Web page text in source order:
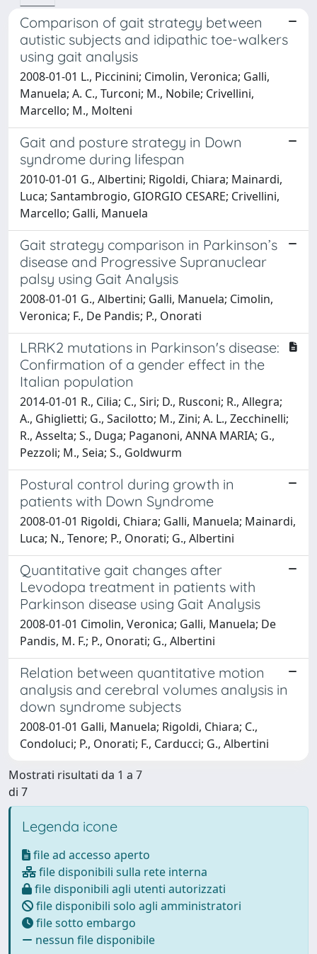
Comparison of gait strategy between
autistic subjects and idipathic toe-walkers
using gait analysis
2008-01-01 L., Piccinini; Cimolin, Veronica; Galli,
Manuela; A. C., Turconi; M., Nobile; Crivellini,
Marcello; M., Molteni
Gait and posture strategy in Down
syndrome during lifespan
2010-01-01 G., Albertini; Rigoldi, Chiara; Mainardi,
Luca; Santambrogio, GIORGIO CESARE; Crivellini,
Marcello; Galli, Manuela
Gait strategy comparison in Parkinson’s
disease and Progressive Supranuclear
palsy using Gait Analysis
2008-01-01 G., Albertini; Galli, Manuela; Cimolin,
Veronica; F., De Pandis; P., Onorati
LRRK2 mutations in Parkinson's disease:
Confirmation of a gender effect in the
Italian population
2014-01-01 R., Cilia; C., Siri; D., Rusconi; R., Allegra;
A., Ghiglietti; G., Sacilotto; M., Zini; A. L., Zecchinelli;
R., Asselta; S., Duga; Paganoni, ANNA MARIA; G.,
Pezzoli; M., Seia; S., Goldwurm
Postural control during growth in
patients with Down Syndrome
2008-01-01 Rigoldi, Chiara; Galli, Manuela; Mainardi,
Luca; N., Tenore; P., Onorati; G., Albertini
Quantitative gait changes after
Levodopa treatment in patients with
Parkinson disease using Gait Analysis
2008-01-01 Cimolin, Veronica; Galli, Manuela; De
Pandis, M. F.; P., Onorati; G., Albertini
Relation between quantitative motion
analysis and cerebral volumes analysis in
down syndrome subjects
2008-01-01 Galli, Manuela; Rigoldi, Chiara; C.,
Condoluci; P., Onorati; F., Carducci; G., Albertini
Mostrati risultati da 1 a 7
di 7
Legenda icone
file ad accesso aperto
file disponibili sulla rete interna
file disponibili agli utenti autorizzati
file disponibili solo agli amministratori
file sotto embargo
nessun file disponibile